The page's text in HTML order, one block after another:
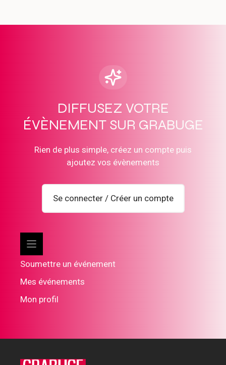
DIFFUSEZ VOTRE
ÉVÈNEMENT SUR GRABUGE
Rien de plus simple, créez un compte puis
ajoutez vos évènements
Se connecter / Créer un compte
Soumettre un événement
Mes événements
Mon profil